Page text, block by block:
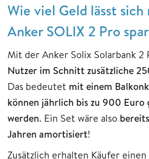
Wie viel Geld lässt
Anker SOLIX 2 Pro
Mit der Anker Solix Solarbank 2
Nutzer im Schnitt zusätzliche
Das bedeutet mit einem
können jährlich bis zu 900 Euro
werden. Ein Set wäre also
Jahren amortisiert!
Zusätzlich erhalten Käufer einen